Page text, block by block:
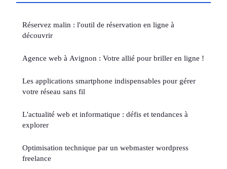
Réservez malin : l'outil de réservation en ligne à
découvrir
Agence web à Avignon : Votre allié pour briller en ligne !
Les applications smartphone indispensables pour gérer
votre réseau sans fil
L'actualité web et informatique : défis et tendances à
explorer
Optimisation technique par un webmaster wordpress
freelance